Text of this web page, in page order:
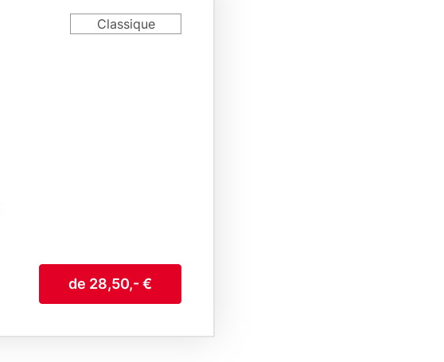
CardClassique
de 28,50,- €